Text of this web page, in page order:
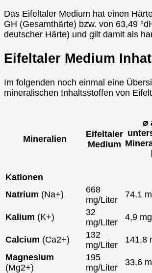
Das Eifeltaler Medium hat einen
GH (Gesamthärte) bzw. von 63,49
deutscher Härte) und gilt damit als
Eifeltaler Medium
Im folgenden noch einmal eine
mineralischen Inhaltsstoffen von
Mineralien
Eifeltaler
Medium
⌀
Kationen
Natrium (Na+)
668
mg/Liter
74,1
Kalium (K+)
32
mg/Liter
4,9
Calcium (Ca2+)
132
mg/Liter
141,8
Magnesium
(Mg2+)
195
mg/Liter
33,6